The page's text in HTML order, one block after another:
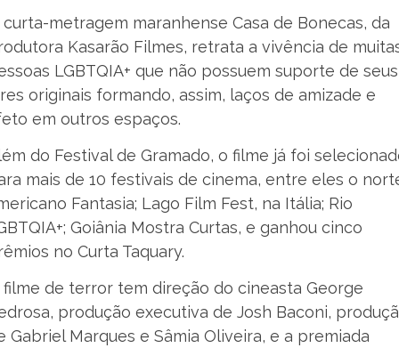
curta-metragem maranhense Casa de Bonecas, da
Kasarão Filmes, retrata a vivência de
LGBTQIA+ que não possuem suporte de seus
originais formando, assim, laços de amizade e
em outros espaços.
do Festival de Gramado, o filme já foi
mais de 10 festivais de cinema, entre eles o
Fantasia; Lago Film Fest, na Itália; Rio
Goiânia Mostra Curtas, e ganhou cinco
no Curta Taquary.
filme de terror tem direção do cineasta George
produção executiva de Josh Baconi,
Gabriel Marques e Sâmia Oliveira, e a premiada